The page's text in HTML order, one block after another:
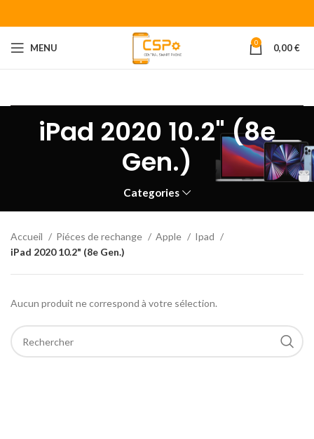
MENU 0 0,00€
iPad 2020 10.2" (8e
Gen.)
Categories
Accueil Piéces de rechange Apple
Ipad
iPad 2020 10.2" (8e Gen.)
Aucun produit ne correspond à votre sélection.